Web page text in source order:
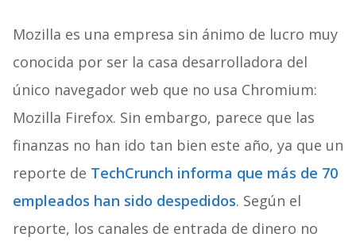
Mozilla es una empresa sin ánimo de lucro muy
conocida por ser la casa desarrolladora del
único navegador web que no usa Chromium:
Mozilla Firefox. Sin embargo, parece que las
finanzas no han ido tan bien este año, ya que un
reporte de TechCrunch informa que más de 70
empleados han sido despedidos. Según el
reporte, los canales de entrada de dinero no